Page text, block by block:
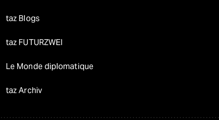
taz Blogs
taz FUTURZWEI
Le Monde diplomatique
taz Archiv